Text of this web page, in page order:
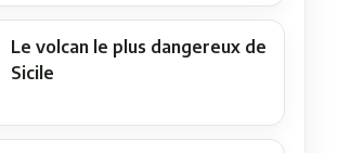
Le volcan le plus dangereux de
Sicile